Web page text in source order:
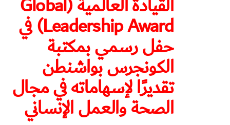
Leadership Award) في
حفل رسمي بمكتبة
الكونجرس بواشنطن
تقديرًا لإسهاماته في مجال
الصحة والعمل الإنساني